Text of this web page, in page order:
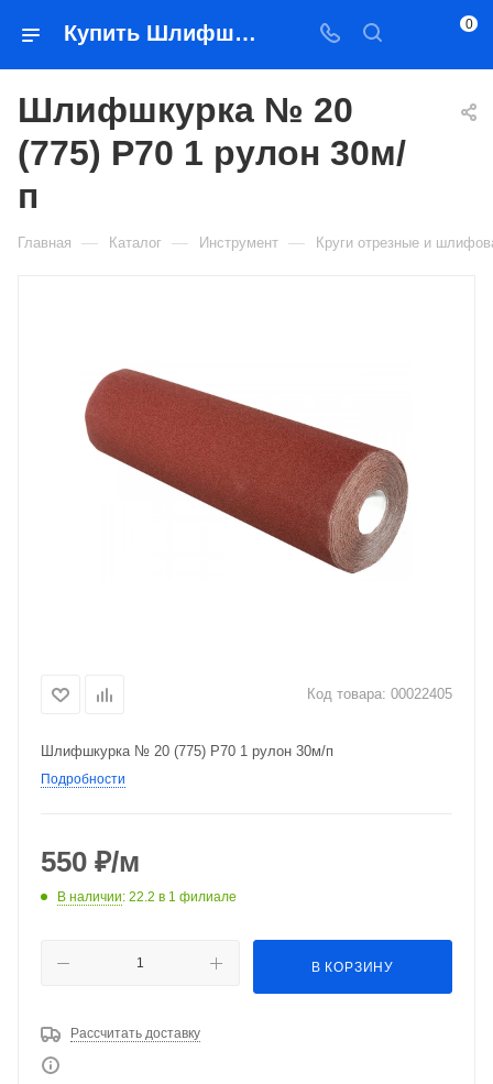
Купить Шлифшкурка № 20 (775) P70 1 рулон 30м/п в Якутске — цена, характеристики, подбор | Востоктехторг 0
Шлифшкурка № 20
(775) P70 1 рулон 30м/
п
Главная — Каталог — Инструмент — Круги отрезные и
Код товара: 00022405
Шлифшкурка № 20 (775) P70 1 рулон 30м/п
Подробности
550 ₽/м
В наличии: 22.2 в 1 филиале
В КОРЗИНУ
Рассчитать доставку